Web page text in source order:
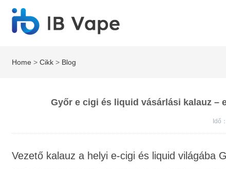
Home >Cikk > Blog
Győr e cigi és liquid vásárlási kalauz –
Idő
Vezető kalauz a helyi e-cigi és liquid világába